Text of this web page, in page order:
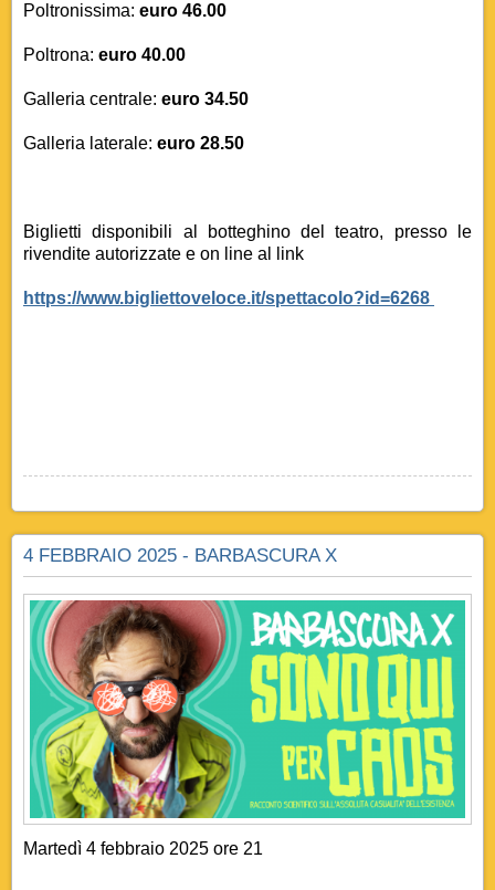
Poltronissima: euro 46.00
Poltrona: euro 40.00
Galleria centrale: euro 34.50
Galleria laterale: euro 28.50
Biglietti disponibili al botteghino del teatro, presso le
rivendite autorizzate e on line al link
https://www.bigliettoveloce.it/spettacolo?id=6268
4 FEBBRAIO 2025 - BARBASCURA X
Martedì 4 febbraio 2025 ore 21